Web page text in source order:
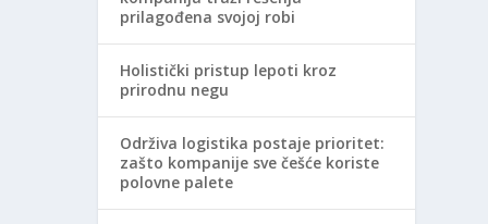
prilagođena svojoj robi
Holistički pristup lepoti kroz
prirodnu negu
Održiva logistika postaje prioritet:
zašto kompanije sve češće koriste
polovne palete